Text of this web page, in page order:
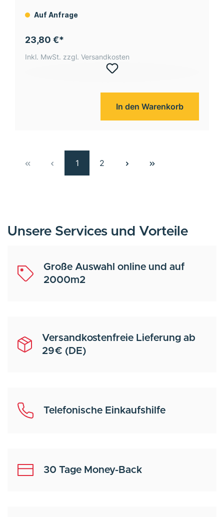
Auf Anfrage
23,80 €*
Inkl. MwSt. zzgl. Versandkosten
In den Warenkorb
1 2
Unsere Services und Vorteile
Große Auswahl online und auf
2000m2
Versandkostenfreie Lieferung ab
29€ (DE)
Telefonische Einkaufshilfe
30 Tage Money-Back